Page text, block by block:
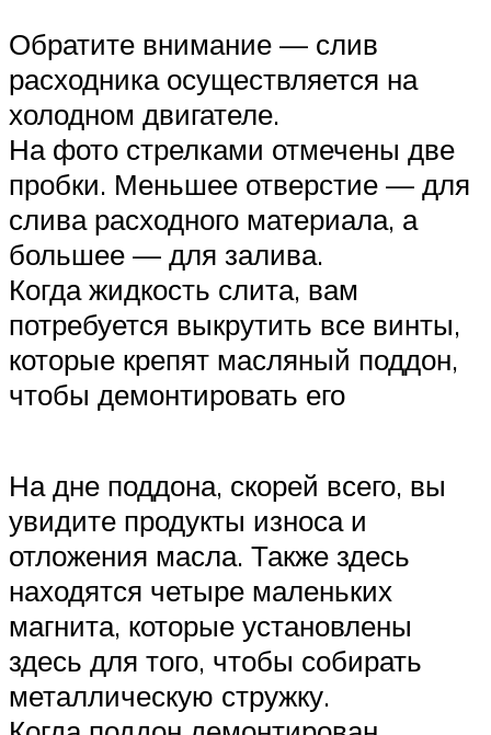
Обратите внимание — слив
расходника осуществляется на
холодном двигателе.
На фото стрелками отмечены две
пробки. Меньшее отверстие — для
слива расходного материала, а
большее — для залива.
Когда жидкость слита, вам
потребуется выкрутить все винты,
которые крепят масляный поддон,
чтобы демонтировать его
На дне поддона, скорей всего, вы
увидите продукты износа и
отложения масла. Также здесь
находятся четыре маленьких
магнита, которые установлены
здесь для того, чтобы собирать
металлическую стружку.